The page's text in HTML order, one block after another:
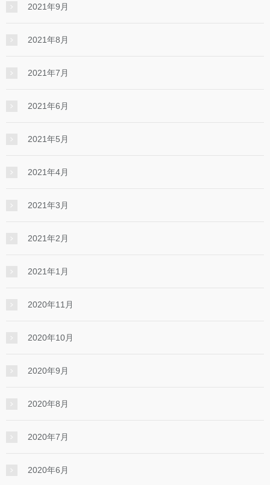
2021年9月
2021年8月
2021年7月
2021年6月
2021年5月
2021年4月
2021年3月
2021年2月
2021年1月
2020年11月
2020年10月
2020年9月
2020年8月
2020年7月
2020年6月